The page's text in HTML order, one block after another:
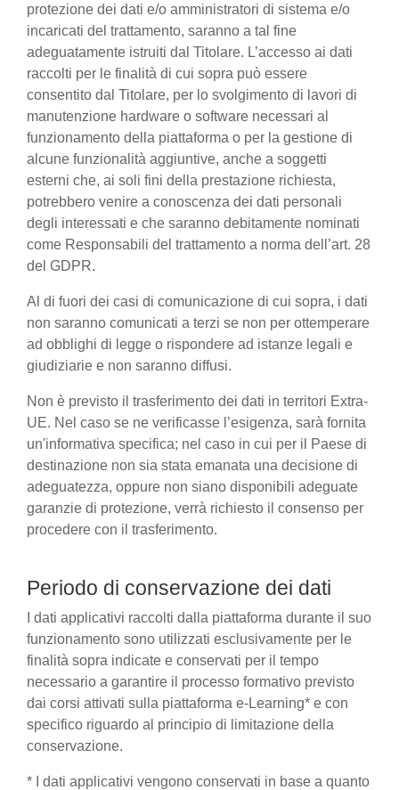
protezione dei dati e/o amministratori di sistema e/o
incaricati del trattamento, saranno a tal fine
adeguatamente istruiti dal Titolare. L’accesso ai dati
raccolti per le finalità di cui sopra può essere
consentito dal Titolare, per lo svolgimento di lavori di
manutenzione hardware o software necessari al
funzionamento della piattaforma o per la gestione di
alcune funzionalità aggiuntive, anche a soggetti
esterni che, ai soli fini della prestazione richiesta,
potrebbero venire a conoscenza dei dati personali
degli interessati e che saranno debitamente nominati
come Responsabili del trattamento a norma dell’art. 28
del GDPR.
Al di fuori dei casi di comunicazione di cui sopra, i dati
non saranno comunicati a terzi se non per ottemperare
ad obblighi di legge o rispondere ad istanze legali e
giudiziarie e non saranno diffusi.
Non è previsto il trasferimento dei dati in territori Extra-
UE. Nel caso se ne verificasse l’esigenza, sarà fornita
un'informativa specifica; nel caso in cui per il Paese di
destinazione non sia stata emanata una decisione di
adeguatezza, oppure non siano disponibili adeguate
garanzie di protezione, verrà richiesto il consenso per
procedere con il trasferimento.
Periodo di conservazione dei dati
I dati applicativi raccolti dalla piattaforma durante il suo
funzionamento sono utilizzati esclusivamente per le
finalità sopra indicate e conservati per il tempo
necessario a garantire il processo formativo previsto
dai corsi attivati sulla piattaforma e-Learning* e con
specifico riguardo al principio di limitazione della
conservazione.
* I dati applicativi vengono conservati in base a quanto